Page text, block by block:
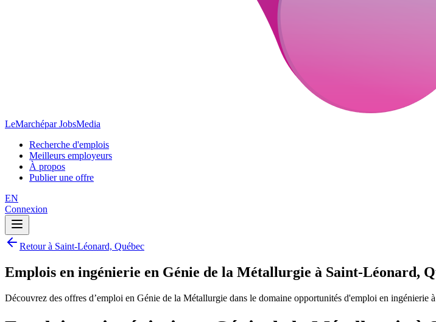
LeMarchépar JobsMedia
Recherche d'emplois
Meilleurs employeurs
À propos
Publier une offre
EN
Connexion
Retour à Saint-Léonard, Québec
Emplois en ingénierie en Génie de la Métallurgie à Saint-Léonard,
Découvrez des offres d’emploi en Génie de la Métallurgie dans le domaine opportunités d'emploi en ingénierie